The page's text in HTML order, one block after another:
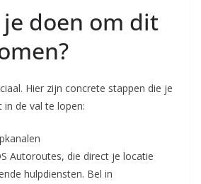
doen om dit
Hier zijn concrete stappen die je
de val te lopen:
Autoroutes, die direct je locatie
hulpdiensten. Bel in